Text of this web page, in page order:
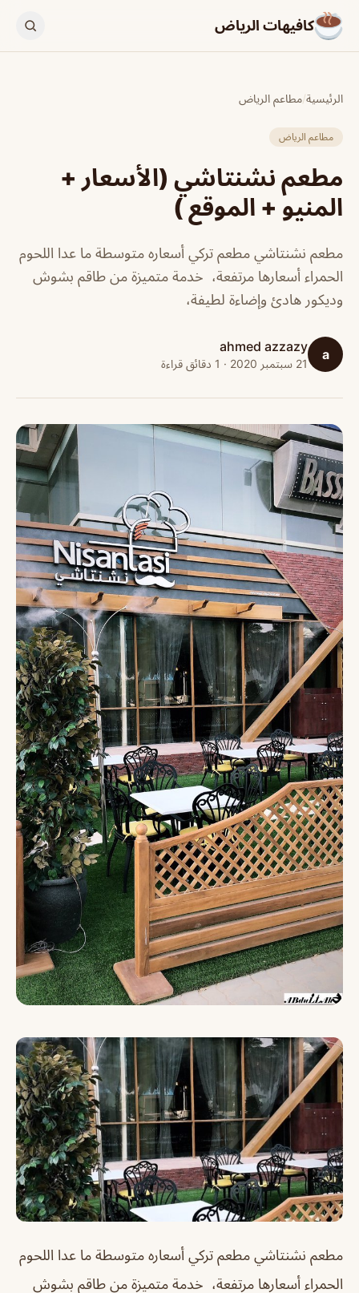
كافيهات الرياض
الرئيسية/مطاعم الرياض
مطاعم الرياض
مطعم نشنتاشي (الأسعار +
المنيو + الموقع )
مطعم نشنتاشي مطعم تركي أسعاره متوسطة ما عدا اللحوم
الحمراء أسعارها مرتفعة، خدمة متميزة من طاقم بشوش
وديكور هادئ وإضاءة لطيفة،
a
ahmed azzazy
21 سبتمبر 2020 · 1 دقائق قراءة
مطعم نشنتاشي مطعم تركي أسعاره متوسطة ما عدا اللحوم
الحمراء أسعارها مرتفعة، خدمة متميزة من طاقم بشوش